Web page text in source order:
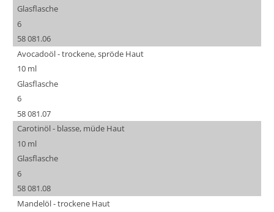
Glasflasche
6
58 081.06
Avocadoöl - trockene, spröde Haut
10 ml
Glasflasche
6
58 081.07
Carotinöl - blasse, müde Haut
10 ml
Glasflasche
6
58 081.08
Mandelöl - trockene Haut